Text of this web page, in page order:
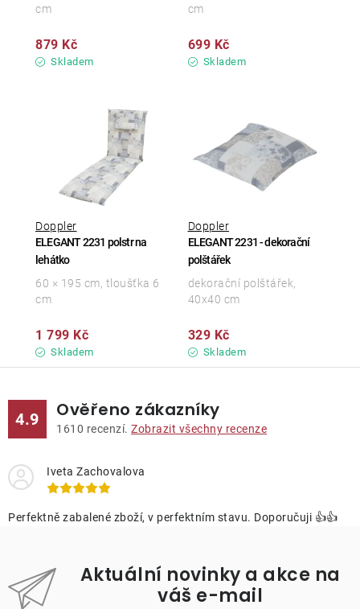
Skladem
879 Kč
cm
Skladem
699 Kč
cm
ELEGANT 2231 polstr na
lehátko
Doppler
Skladem
1 799 Kč
60 × 195 cm, tloušťka 6
cm
ELEGANT 2231 - dekorační
polštářek
Doppler
Skladem
329 Kč
dekorační polštářek,
40x40 cm
4.9 Ověřeno zákazníky
1610 recenzí. Zobrazit všechny recenze
Iveta Zachovalova
Perfektně zabalené zboží, v perfektním stavu. Doporučuji 👍👍
Aktuální novinky a akce na
váš e-mail